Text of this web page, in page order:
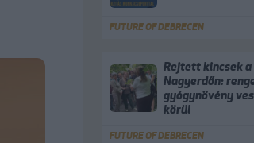
FUTURE OF DEBRECEN
Rejtett kincsek a
Nagyerdőn:
gyógynövény
körül
FUTURE OF DEBRECEN